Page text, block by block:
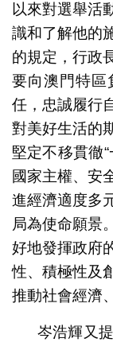
以來對選舉活
識和了解他的
的規定，行政
要向澳門特區
任，忠誠履行
對美好生活的
堅定不移貫徹
國家主權、安
進經濟適度多
局為使命願景
好地發揮政府
性、積極性及
推動社會經濟
岑浩輝又